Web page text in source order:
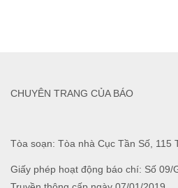
Tòa soạn: Tòa nhà Cục Tần Số, 115
Giấy phép hoạt động báo chí: Số 09/
CHUYÊN TRANG CỦA BÁO